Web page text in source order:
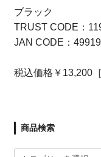
ブラック
TRUST CODE：
JAN CODE：
税込価格￥13,200
商品検索